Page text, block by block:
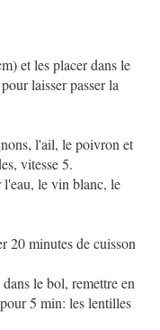
et les placer dans le
laisser passer la
l'ail, le poivron et
vitesse 5.
l'eau, le vin blanc, le
20 minutes de cuisson
le bol, remettre en
5 min: les lentilles